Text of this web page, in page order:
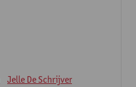
Jelle De Schrijver